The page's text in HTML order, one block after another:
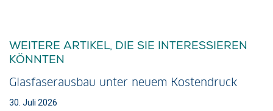
WEITERE ARTIKEL, DIE SIE INTERESSIEREN
KÖNNTEN
Glasfaserausbau unter neuem Kostendruck
30. Juli 2026